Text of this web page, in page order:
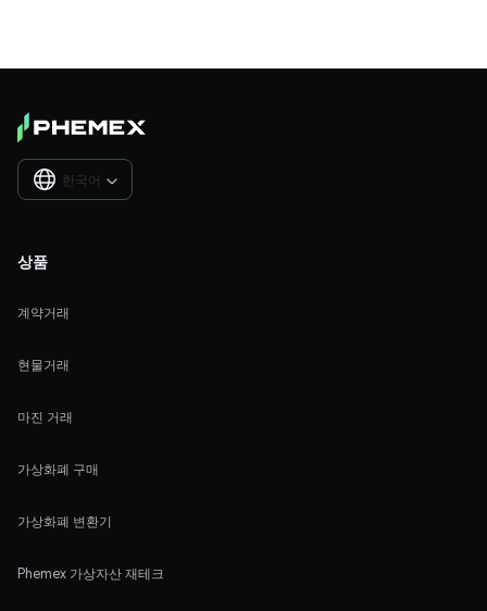
한국어 
상품
계약거래
현물거래
마진 거래
가상화폐 구매
가상화폐 변환기
Phemex 가상자산 재테크